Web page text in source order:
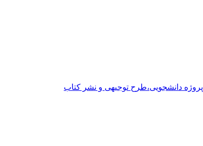
دانشجویی،طرح توجیهی و نشر کتاب